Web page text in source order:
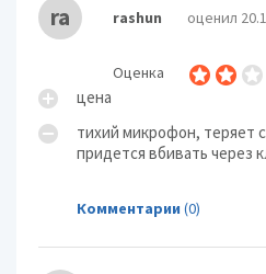
ra rashun оценил
Оценка
цена
тихий микрофон, теряет
придется вбивать через
Комментарии (0)